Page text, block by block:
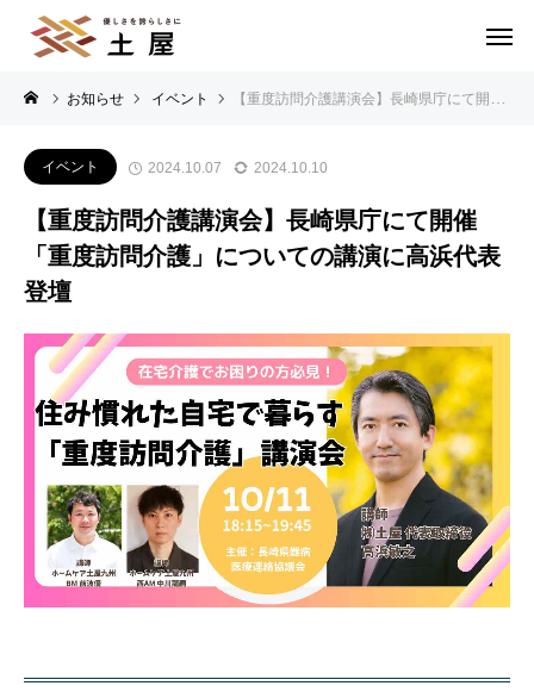
お知らせ イベント 【重度訪問介護講演会】長崎県庁にて開催「重度訪問介護」についての講演に高浜代表登壇
イベント 2024.10.07 2024.10.10
【重度訪問介護講演会】長崎県庁にて開催
「重度訪問介護」についての講演に高浜代表
登壇